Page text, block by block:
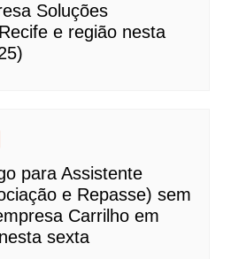
Soluções
e região nesta
para Assistente
e Repasse) sem
Carrilho em
sexta